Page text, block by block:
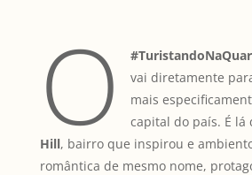
O
vai diretamente
mais
capital do país. É lá
Hill, bairro que inspirou e
romântica de mesmo nome,